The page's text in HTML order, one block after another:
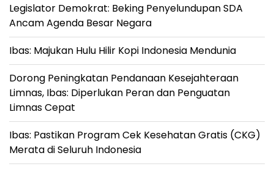
Legislator Demokrat: Beking Penyelundupan SDA
Ancam Agenda Besar Negara
Ibas: Majukan Hulu Hilir Kopi Indonesia Mendunia
Dorong Peningkatan Pendanaan Kesejahteraan
Limnas, Ibas: Diperlukan Peran dan Penguatan
Limnas Cepat
Ibas: Pastikan Program Cek Kesehatan Gratis (CKG)
Merata di Seluruh Indonesia